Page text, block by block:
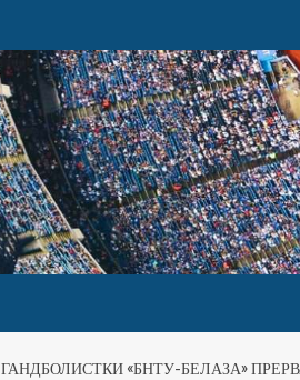
ГАНДБОЛИСТКИ «БНТУ-БЕЛАЗА»